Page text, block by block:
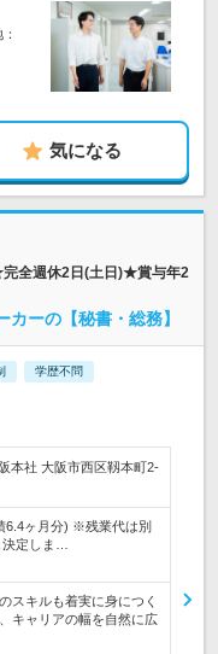
気になる
全週休2日(土日)★賞与年2
ーの【秘書・総務】
学歴不問
本社 大阪市西区靱本町2-
6.4ヶ月分) ※残業代は別
定しま…
スキルも着実に身につく
キャリアの幅を自然に広